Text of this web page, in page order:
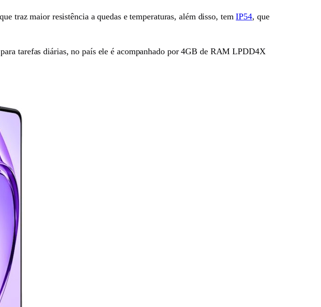
traz maior resistência a quedas e temperaturas, além disso, temIP54, que
tarefas diárias, no país ele é acompanhado por 4GB de RAM LPDD4X